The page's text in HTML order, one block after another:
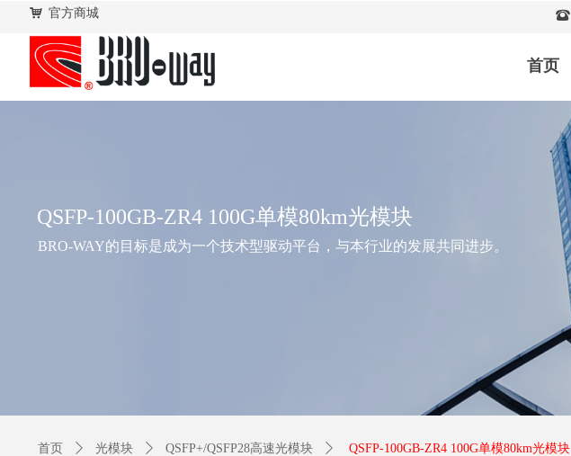
뀰
首页
낙 官方商城
首页 ꄲ 光模块 ꄲ QSFP+/QSFP28高速光模块 ꄲ QSFP-100GB-ZR4 100G单模80km光模块
BRO-WAY的目标是成为一个技术型驱动平台，与本行业的发展共同进步。
QSFP-100GB-ZR4 100G单模80km光模块